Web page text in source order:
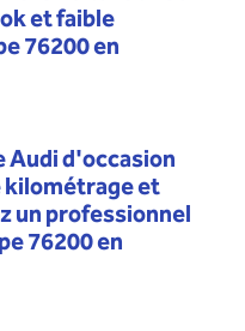
et faible
76200 en
d'occasion
kilométrage et
un professionnel
76200 en